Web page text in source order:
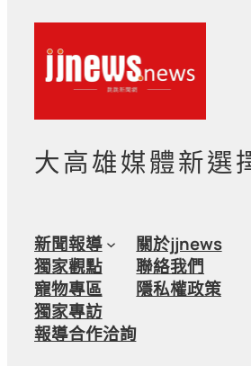
大高雄媒體新選
新聞報導
獨家觀點
寵物專區
獨家專訪
報導合作洽詢
關於jjnews
聯絡我們
隱私權政策